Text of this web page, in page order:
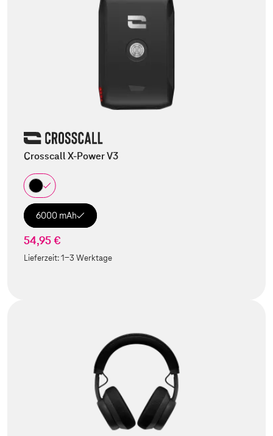
Crosscall X-Power V3
6000 mAh
54,95 €
Lieferzeit:1-3 Werktage